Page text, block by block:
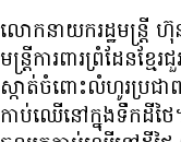
លោក​នាយក​រដ្ឋមន្ត្រី ហ៊ុ
មន្ត្រី​ការពារ​ព្រំដែន​ខ្ម
ស្កាត់​ចំពោះ​លំហូរ​ប្រជា
កាប់​ឈើ​នៅ​ក្នុង​ទឹក​ដី​ថៃ